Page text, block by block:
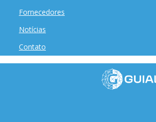
Fornecedores
Notícias
Contato